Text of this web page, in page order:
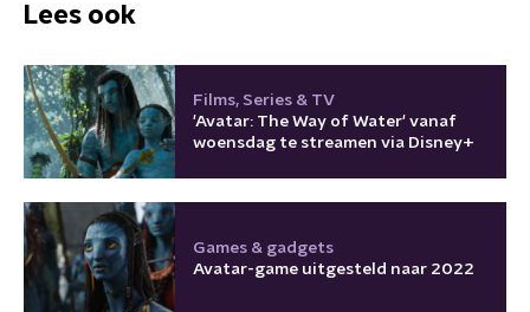
Lees ook
Films, Series & TV
'Avatar: The Way of Water' vanaf
woensdag te streamen via Disney+
Games & gadgets
Avatar-game uitgesteld naar 2022